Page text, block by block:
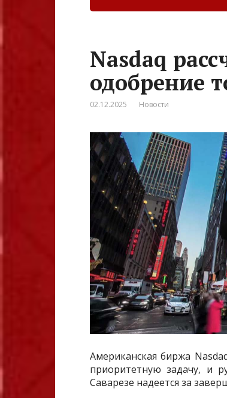
Nasdaq
одобрение
02.12.2025 Новости
Американская биржа
приоритетную задачу, и
Саварезе надеется за